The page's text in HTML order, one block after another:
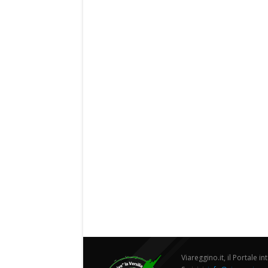
Viareggino.it, il Portale